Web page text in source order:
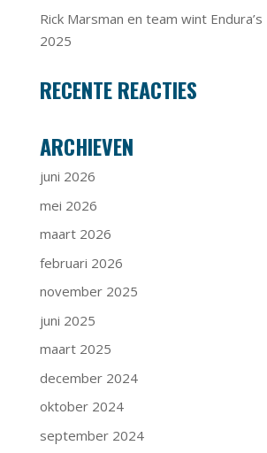
Rick Marsman en team wint Endura’s
2025
RECENTE REACTIES
ARCHIEVEN
juni 2026
mei 2026
maart 2026
februari 2026
november 2025
juni 2025
maart 2025
december 2024
oktober 2024
september 2024